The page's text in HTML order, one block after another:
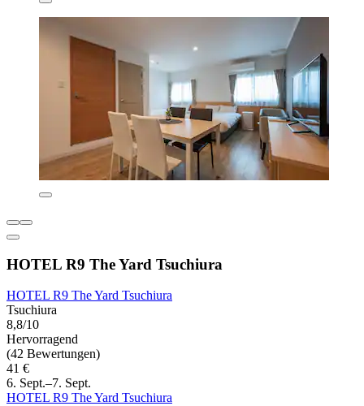
HOTEL R9 The Yard Tsuchiura
HOTEL R9 The Yard Tsuchiura
Tsuchiura
8,8/10
Hervorragend
(42 Bewertungen)
41 €
6. Sept.–7. Sept.
HOTEL R9 The Yard Tsuchiura